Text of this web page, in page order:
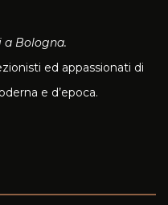
a Bologna.
ed appassionati di
e d’epoca.